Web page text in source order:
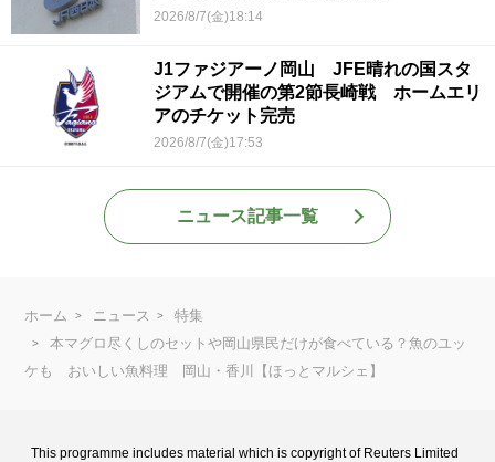
2026/8/7(金)18:14
J1ファジアーノ岡山 JFE晴れの国スタ
ジアムで開催の第2節長崎戦 ホームエリ
アのチケット完売
2026/8/7(金)17:53
ニュース記事一覧
ホーム ニュース
特集
本マグロ尽くしのセットや岡山県民だけが食べている？魚のユッ
ケも おいしい魚料理 岡山・香川【ほっとマルシェ】
This programme includes material which is copyright of Reuters Limited